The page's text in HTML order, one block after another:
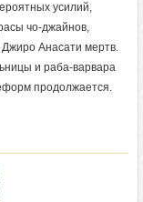
усилий,
чо-джайнов,
Джиро Анасати мертв.
и раба-варвара
продолжается.